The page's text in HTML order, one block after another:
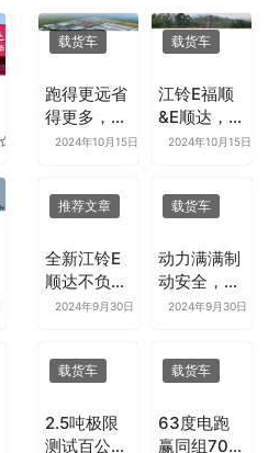
载货车
跑得更远省
得更多，江
铃新能源两
打造
2024年10月15日
载货车
江铃E福顺
&E顺达，城
配用户的创
2024年10月15日
推荐文章
全新江铃E
顺达不负众
望，喜提挑
2024年9月30日
载货车
动力满满制
动安全，江
铃E顺达发
全能称王
2024年9月30日
载货车
2.5吨极限
测试百公里
载货车
63度电跑
赢同组70度